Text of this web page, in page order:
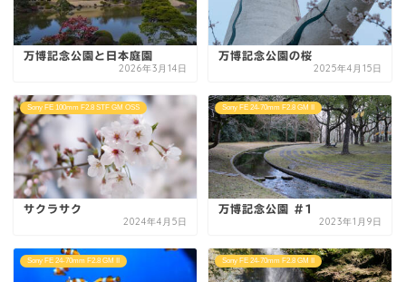
万博記念公園と日本庭園
2026年3月14日
万博記念公園の桜
2025年4月15日
Sony FE 100mm F2.8 STF GM OSS
サクラサク
2024年4月5日
Sony FE 24-70mm F2.8 GM II
万博記念公園 #1
2023年1月9日
Sony FE 24-70mm F2.8 GM II Sony FE 24-70mm F2.8 GM II